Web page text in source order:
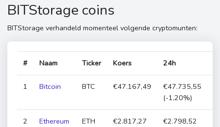
BITStorage coins
BITStorage verhandeld momenteel volgende cryptomunten:
# Naam Ticker Koers 24h
1 Bitcoin BTC €47.167,49
€47.735,55
(-1,20%)
2 Ethereum ETH €2.817,27
€2.798,52